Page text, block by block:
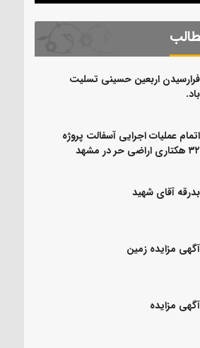
فرارسیدن اربعین حسینی تسلیت
باد.
اتمام عملیات اجرایی آسفالت پروژه
۳۲ هکتاری اراضی حر در مشهد
بدرقه آقای شهید
آگهی مزایده زمین
آگهی مزایده